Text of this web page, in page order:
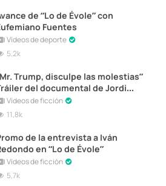
de “Lo de Évole” con
Fuentes
Vídeos de deporte
5,2k
Trump, disculpe las molestias”
del documental de Jordi
Vídeos de ficción
11,8k
de la entrevista a Iván
en “Lo de Évole”
Vídeos de ficción
5,7k